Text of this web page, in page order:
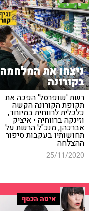
ניצחו את המלחמה
בקורונה
רשת 'שופרסל' הפכה את
תקופת הקורונה הקשה
כלכלית לרווחית במיוחד,
וזינקה ברווחיה • איציק
אברכהן, מנכ"ל הרשת על
תחושותיו בעקבות סיפור
ההצלחה
25/11/2020
איפה הכסף